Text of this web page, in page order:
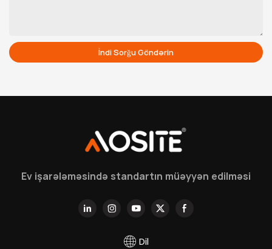
İndi Sorğu Göndərin
Ev işarələməsində standartın müəyyən edilməsi
Dil